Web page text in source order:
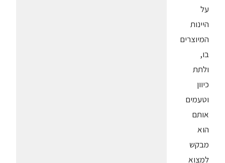
על
היינות
המיוצרים
בו,
ולתת
כיוון
וטעמים
אותם
הוא
מבקש
למצוא